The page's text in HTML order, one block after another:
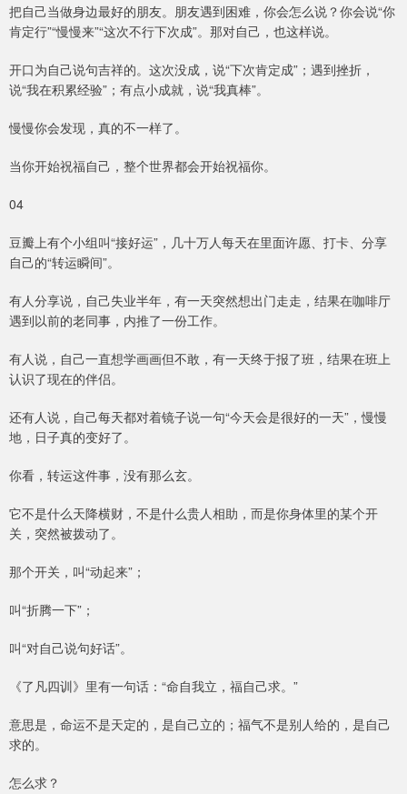
把自己当做身边最好的朋友。朋友遇到困难，你会怎么说？你会说“你
肯定行”“慢慢来”“这次不行下次成”。那对自己，也这样说。
开口为自己说句吉祥的。这次没成，说“下次肯定成”；遇到挫折，
说“我在积累经验”；有点小成就，说“我真棒”。
慢慢你会发现，真的不一样了。
当你开始祝福自己，整个世界都会开始祝福你。
04
豆瓣上有个小组叫“接好运”，几十万人每天在里面许愿、打卡、分享
自己的“转运瞬间”。
有人分享说，自己失业半年，有一天突然想出门走走，结果在咖啡厅
遇到以前的老同事，内推了一份工作。
有人说，自己一直想学画画但不敢，有一天终于报了班，结果在班上
认识了现在的伴侣。
还有人说，自己每天都对着镜子说一句“今天会是很好的一天”，慢慢
地，日子真的变好了。
你看，转运这件事，没有那么玄。
它不是什么天降横财，不是什么贵人相助，而是你身体里的某个开
关，突然被拨动了。
那个开关，叫“动起来”；
叫“折腾一下”；
叫“对自己说句好话”。
《了凡四训》里有一句话：“命自我立，福自己求。”
意思是，命运不是天定的，是自己立的；福气不是别人给的，是自己
求的。
怎么求？